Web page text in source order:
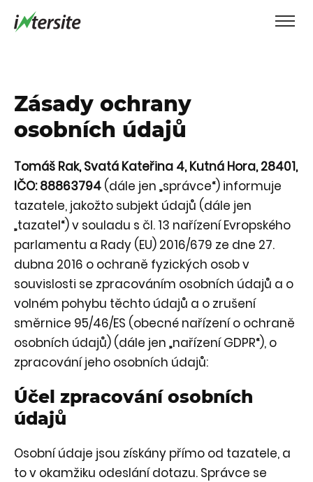
Zásady ochrany
osobních údajů
Tomáš Rak, Svatá Kateřina 4, Kutná Hora, 28401,
IČO: 88863794 (dále jen „správce“) informuje
tazatele, jakožto subjekt údajů (dále jen
„tazatel“) v souladu s čl. 13 nařízení Evropského
parlamentu a Rady (EU) 2016/679 ze dne 27.
dubna 2016 o ochraně fyzických osob v
souvislosti se zpracováním osobních údajů a o
volném pohybu těchto údajů a o zrušení
směrnice 95/46/ES (obecné nařízení o ochraně
osobních údajů) (dále jen „nařízení GDPR“), o
zpracování jeho osobních údajů:
Účel zpracování osobních
údajů
Osobní údaje jsou získány přímo od tazatele, a
to v okamžiku odeslání dotazu. Správce se